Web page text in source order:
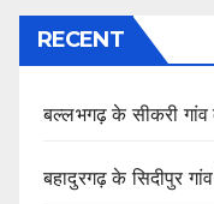
RECENT
बल्लभगढ़ के सीकरी
बहादुरगढ़ के सिदीपुर